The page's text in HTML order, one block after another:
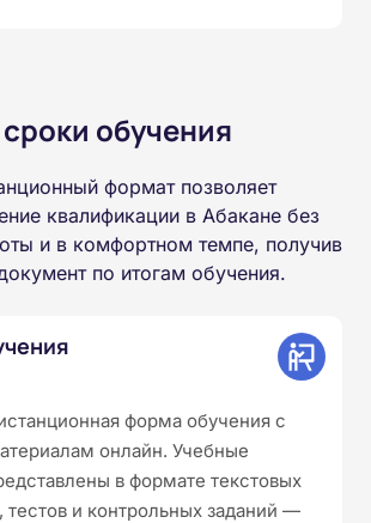
обучения
формат позволяет
квалификации в Абакане без
и в комфортном темпе, получив
по итогам обучения.
форма обучения с
онлайн. Учебные
в формате текстовых
и контрольных заданий —